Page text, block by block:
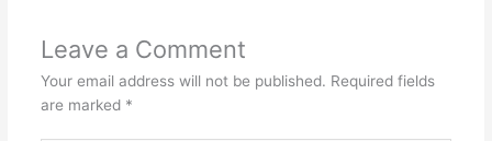
Leave a Comment
Your email address will not be published. Required fields
are marked *